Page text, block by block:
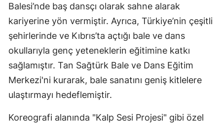
Balesi’nde baş dansçı olarak sahne alarak
kariyerine yön vermiştir. Ayrıca, Türkiye’nin çeşitli
şehirlerinde ve Kıbrıs’ta açtığı bale ve dans
okullarıyla genç yeteneklerin eğitimine katkı
sağlamıştır. Tan Sağtürk Bale ve Dans Eğitim
Merkezi'ni kurarak, bale sanatını geniş kitlelere
ulaştırmayı hedeflemiştir.
Koreografi alanında "Kalp Sesi Projesi" gibi özel